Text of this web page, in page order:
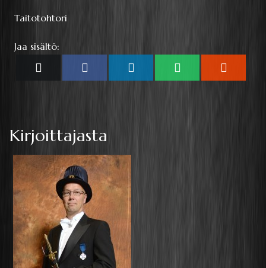
Taitotohtori
Jaa sisältö:
Facebook LinkedIn WhatsApp
Kirjoittajasta